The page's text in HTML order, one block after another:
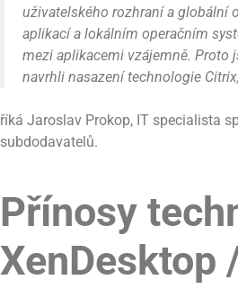
uživatelského rozhraní a globální
aplikací a lokálním operačním
mezi aplikacemi vzájemně. Proto
navrhli nasazení technologie
říká Jaroslav Prokop, IT specialista
subdodavatelů.
Přínosy
XenDesktop